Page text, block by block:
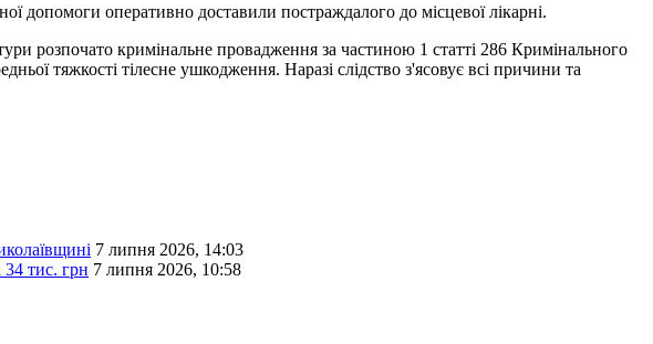
допомоги оперативно доставили постраждалого до місцевої лікарні.
розпочато кримінальне провадження за частиною 1 статті 286 Кримінального
тяжкості тілесне ушкодження. Наразі слідство з'ясовує всі причини та
7 липня 2026, 14:03
34 тис. грн 7 липня 2026, 10:58